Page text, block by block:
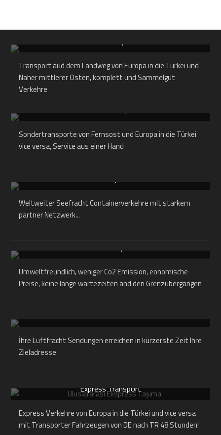
Transport aud dem Landweg von Europa in die Türkei und
Naher mittlerer Osten, komplett und Sammelgut
Verkehre
Sondertransporte von Fernsost und Europa in die Türkei
vice versa, Service aus einer Hand
Weltweiter Seefracht Containerverkehre mit starkem
partner Netzwerk...
Umweltfreundlich, weniger Co2 Emission, eonomische
Preise, keine lange wartezeiten and den Grenzübergängen
İhre Luftfracht Sendungen erreichen in kürzerste Zeit Ihre
Zieladresse
Express Transport
Express Verkehre von Europa in die Türkei und vice versa
mit Transporter Fahrzeugen von DE nach TR 48 Stunden!